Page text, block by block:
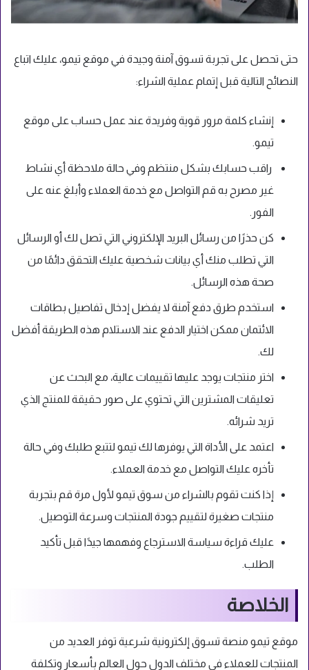
حتى تحصل على تجربة تسوق آمنة وجيدة في موقع تيمو، عليك اتباع
النصائح التالية قبل إتمام عملية الشراء:
إنشاء كلمة مرور قوية وفريدة عند عمل حساب على موقع
تيمو.
راقب حسابك بشكل منتظم وفي حالة ملاحظة أي نشاط
غير مصرح به قم التواصل مع خدمة العملاء وأبلغ عنه على
الفور.
كن حذرًا من رسائل البريد الإلكتروني التي تصل لك أو الرسائل
التي تطلب منك أي بيانات شخصية عليك التحقق دائمًا من
صحة هذه الرسائل.
استخدم طرق دفع آمنة لا يفضل إدخال تفاصيل بطاقات
الائتمان ممكن اختيار الدفع عند الاستلام هذه الطريقة أفضل
لك.
اختر منتجات يوجد عليها تقييمات عالية، مع البحث عن
تعليقات المشترين التي تحتوي على صور حقيقة للمنتج الذي
تريد شرائه.
اعتمد على الأداة التي يوفرها لك تيمو لتتبع طلبك وفي حالة
تأخره عليك التواصل مع خدمة العملاء.
إذا كنت تقوم بالشراء من سوق تيمو لأول مرة قم بتجربة
منتجات صغيرة لتقييم جودة المنتجات وسرعة التوصيل.
عليك قراءة سياسة الاسترجاع وفهمها جيدًا قبل تأكيد
الطلب.
الخلاصة
موقع تيمو منصة تسوق إلكترونية شرعية توفر العديد من
المنتجات للعملاء في مختلف الدول حول العالم بأسعار وتكلفة